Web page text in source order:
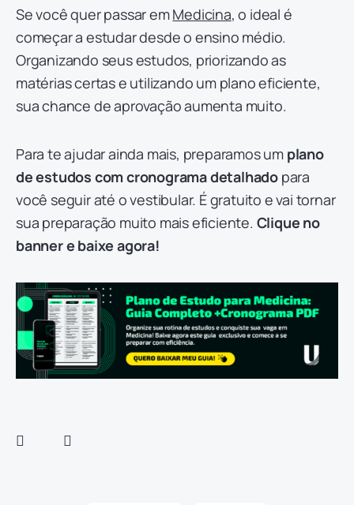
Se você quer passar emMedicina, o ideal é
começar a estudar desde o ensino médio.
Organizando seus estudos, priorizando as
matérias certas e utilizando um plano eficiente,
sua chance de aprovação aumenta muito.
Para te ajudar ainda mais, preparamos um plano
de estudos com cronograma detalhado para
você seguir até o vestibular. É gratuito e vai tornar
sua preparação muito mais eficiente. Clique no
banner e baixe agora!